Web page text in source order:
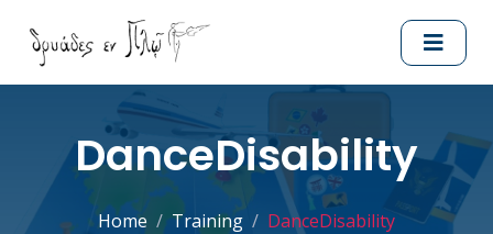
DanceDisability
Home Training DanceDisability